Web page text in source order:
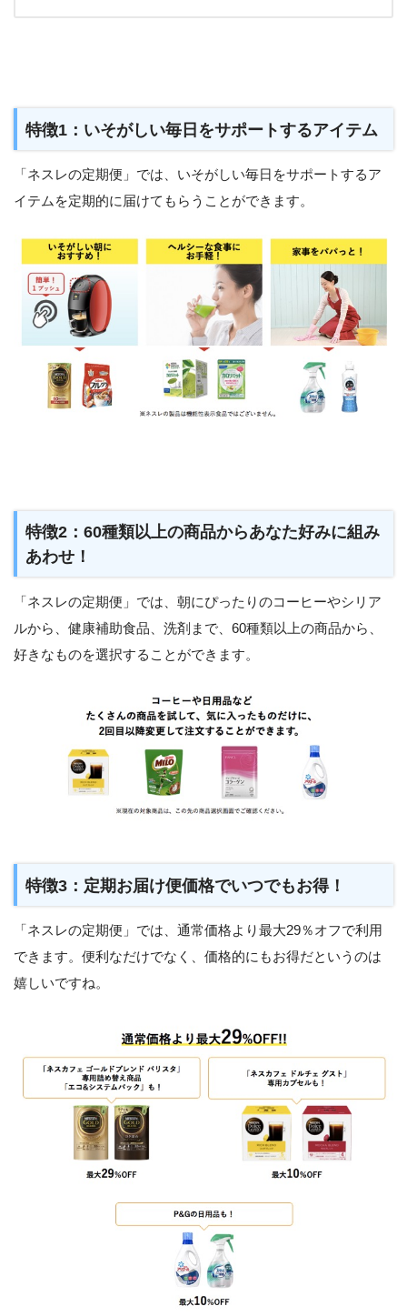
特徴1：いそがしい毎日をサポートするアイテム
「ネスレの定期便」では、いそがしい毎日をサポートするア
イテムを定期的に届けてもらうことができます。
特徴2：60種類以上の商品からあなた好みに組み
あわせ！
「ネスレの定期便」では、朝にぴったりのコーヒーやシリア
ルから、健康補助食品、洗剤まで、60種類以上の商品から、
好きなものを選択することができます。
特徴3：定期お届け便価格でいつでもお得！
「ネスレの定期便」では、通常価格より最大29％オフで利用
できます。便利なだけでなく、価格的にもお得だというのは
嬉しいですね。